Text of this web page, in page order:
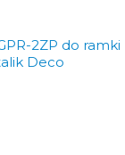
2ZP do ramki
Deco